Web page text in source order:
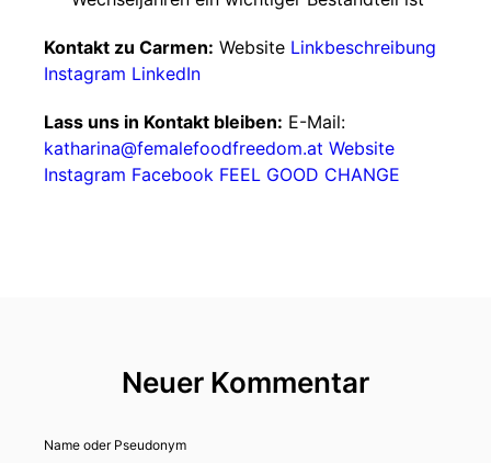
Kontakt zu Carmen: Website Linkbeschreibung
Instagram LinkedIn
Lass uns in Kontakt bleiben: E-Mail:
katharina@femalefoodfreedom.at Website
Instagram Facebook FEEL GOOD CHANGE
Neuer Kommentar
Name oder Pseudonym